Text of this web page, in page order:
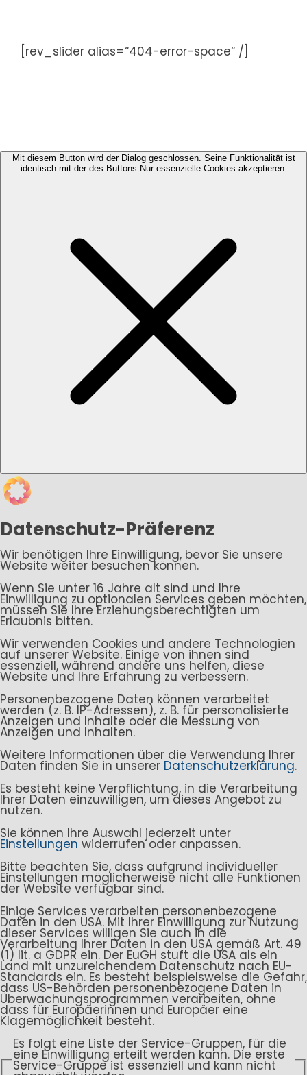
springen[rev_slider alias=“404-error-space“ /]
Mit diesem Button wird der Dialog geschlossen. Seine Funktionalität ist
identisch mit der des Buttons Nur essenzielle Cookies akzeptieren.
Datenschutz-Präferenz
Wir benötigen Ihre Einwilligung, bevor Sie unsere
Website weiter besuchen können.
Wenn Sie unter 16 Jahre alt sind und Ihre
Einwilligung zu optionalen Services geben möchten,
müssen Sie Ihre Erziehungsberechtigten um
Erlaubnis bitten.
Wir verwenden Cookies und andere Technologien
auf unserer Website. Einige von ihnen sind
essenziell, während andere uns helfen, diese
Website und Ihre Erfahrung zu verbessern.
Personenbezogene Daten können verarbeitet
werden (z. B. IP-Adressen), z. B. für personalisierte
Anzeigen und Inhalte oder die Messung von
Anzeigen und Inhalten.
Weitere Informationen über die Verwendung Ihrer
Daten finden Sie in unserer Datenschutzerklärung.
Es besteht keine Verpflichtung, in die Verarbeitung
Ihrer Daten einzuwilligen, um dieses Angebot zu
nutzen.
Sie können Ihre Auswahl jederzeit unter
Einstellungen widerrufen oder anpassen.
Bitte beachten Sie, dass aufgrund individueller
Einstellungen möglicherweise nicht alle Funktionen
der Website verfügbar sind.
Einige Services verarbeiten personenbezogene
Daten in den USA. Mit Ihrer Einwilligung zur Nutzung
dieser Services willigen Sie auch in die
Verarbeitung Ihrer Daten in den USA gemäß Art. 49
(1) lit. a GDPR ein. Der EuGH stuft die USA als ein
Land mit unzureichendem Datenschutz nach EU-
Standards ein. Es besteht beispielsweise die Gefahr,
dass US-Behörden personenbezogene Daten in
Überwachungsprogrammen verarbeiten, ohne
dass für Europäerinnen und Europäer eine
Klagemöglichkeit besteht.
Es folgt eine Liste der Service-Gruppen, für die
eine Einwilligung erteilt werden kann. Die erste
Service-Gruppe ist essenziell und kann nicht